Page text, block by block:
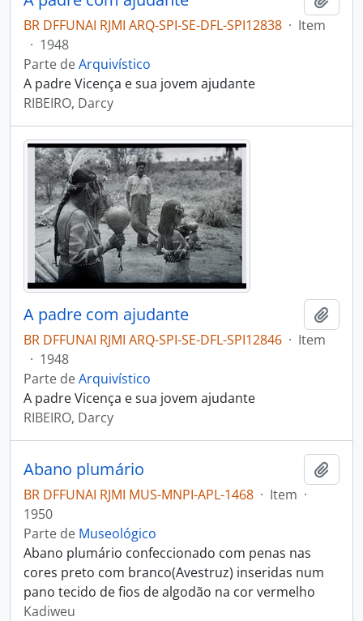
BR DFFUNAI RJMI ARQ-SPI-SE-DFL-SPI12838 · Item
· 1948
Parte deArquivístico
A padre Vicença e sua jovem ajudante
RIBEIRO, Darcy
A padre com ajudante
BR DFFUNAI RJMI ARQ-SPI-SE-DFL-SPI12846 · Item
· 1948
Parte deArquivístico
A padre Vicença e sua jovem ajudante
RIBEIRO, Darcy
Abano plumário
BR DFFUNAI RJMI MUS-MNPI-APL-1468 · Item ·
1950
Parte de Museológico
Abano plumário confeccionado com penas nas
cores preto com branco(Avestruz) inseridas num
pano tecido de fios de algodão na cor vermelho
Kadiweu